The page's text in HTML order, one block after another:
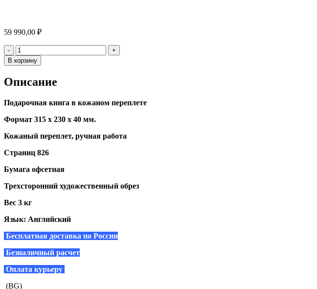
59 990,00 ₽
- Количество
+
В корзину
Описание
Подарочная книга в кожаном переплете
Формат 315 х 230 х 40 мм.
Кожаный переплет, ручная работа
Страниц 826
Бумага офсетная
Трехсторонний художественный обрез
Вес 3 кг
Язык: Английский
Бесплатная доставка по России
Безналичный расчет
Оплата курьеру
(BG)